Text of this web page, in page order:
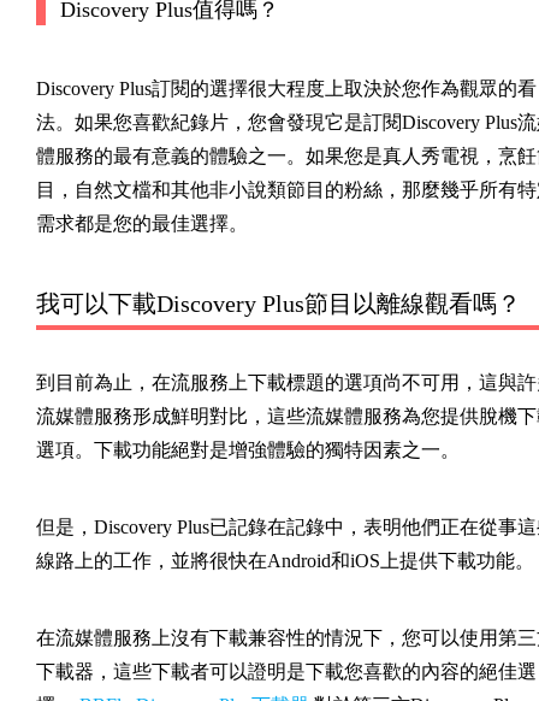
Discovery Plus值得嗎？
Discovery Plus訂閱的選擇很大程度上取決於您作為觀眾的看
法。如果您喜歡紀錄片，您會發現它是訂閱Discovery Plus
體服務的最有意義的體驗之一。如果您是真人秀電視，烹
目，自然文檔和其他非小說類節目的粉絲，那麼幾乎所有
需求都是您的最佳選擇。
我可以下載Discovery Plus節目以離線觀看嗎？
到目前為止，在流服務上下載標題的選項尚不可用，這與
流媒體服務形成鮮明對比，這些流媒體服務為您提供脫機
選項。下載功能絕對是增強體驗的獨特因素之一。
但是，Discovery Plus已記錄在記錄中，表明他們正在從事
線路上的工作，並將很快在Android和iOS上提供下載功能。
在流媒體服務上沒有下載兼容性的情況下，您可以使用第
下載器，這些下載者可以證明是下載您喜歡的內容的絕佳選